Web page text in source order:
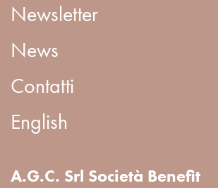
Newsletter
News
Contatti
English
A.G.C. Srl Società Benefit